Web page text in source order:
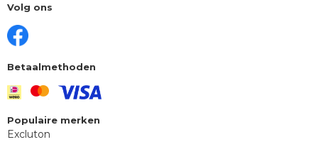
Volg ons
Betaalmethoden
Populaire merken
Excluton